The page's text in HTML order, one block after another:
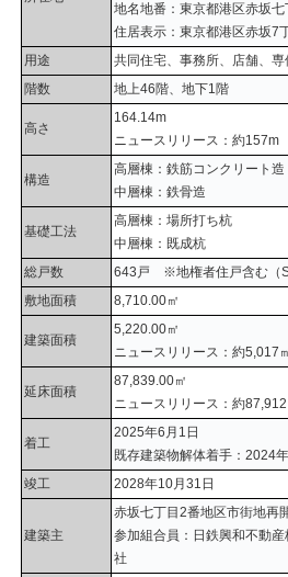
地名地番：東京都港区赤坂
住居表示：東京都港区赤坂7
用途
共同住宅、事務所、店舗、専
階数
地上46階、地下1階
高さ
164.14m
ニュースリリース：約157m
構造
高層棟：鉄筋コンクリート造
中層棟：鉄骨造
基礎工法
高層棟：場所打ち杭
中層棟：既成杭
総戸数
643戸 ※地権者住戸含む（
敷地面積
8,710.00㎡
建築面積
5,220.00㎡
ニュースリリース：約5,017
延床面積
87,839.00㎡
ニュースリリース：約87,912
着工
2025年6月1日
既存建築物解体着手：2024
竣工
2028年10月31日
建築主
赤坂七丁目2番地区市街地再
参加組合員：日鉄興和不動
社